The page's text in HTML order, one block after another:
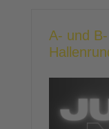
A- und